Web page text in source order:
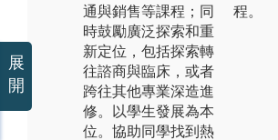
通與銷售等課程；同
時鼓勵廣泛探索和重
新定位，包括探索轉
往諮商與臨床，或者
跨往其他專業深造進
修。以學生發展為本
位。協助同學找到熱
程。
展
開